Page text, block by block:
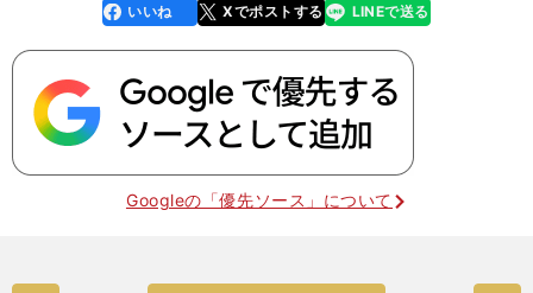
faceboo
k
いいね Xでポストする
line LINEで送る
Googleの「優先ソース」について